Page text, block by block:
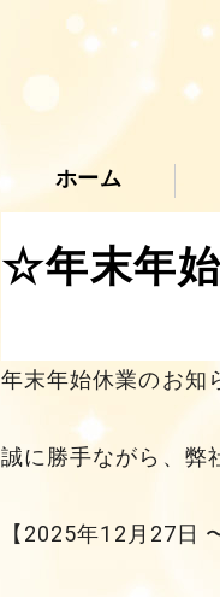
ホーム
☆年末年
年末年始休業のお知
誠に勝手ながら、弊
【2025年12月27日